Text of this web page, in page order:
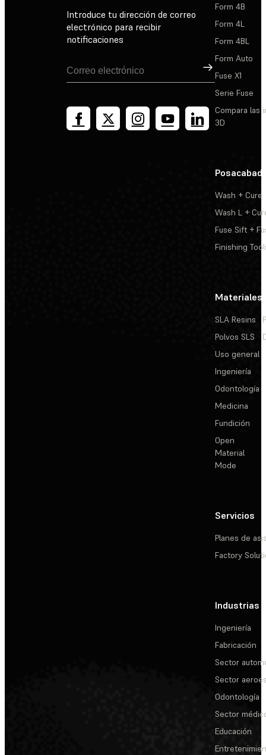
Introduce tu dirección de correo
electrónico para recibir
notificaciones
Suscribirse
Form 4B
Form 4L
Form 4BL
Form Auto
Fuse X1
Serie Fuse
Compara las
3D
Wash + Cure
Wash L +
Fuse Sift +
Finishing
Materiales
SLA Resins
Polvos SLS
Uso general
Ingeniería
Odontología
Medicina
Fundición
Open
Material
Mode
Servicios
Planes de
Factory
Industrias
Ingeniería
Fabricación
Sector
Sector
Odontología
Sector
Educación